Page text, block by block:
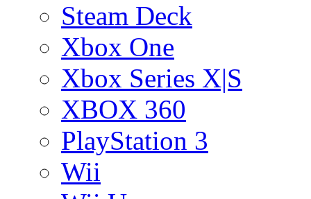
Steam Deck
Xbox One
Xbox Series X|S
XBOX 360
PlayStation 3
Wii